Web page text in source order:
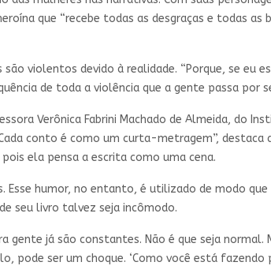
que “recebe todas as desgraças e todas as
violentos devido à realidade. “Porque, se eu
de toda a violência que a gente passa por
Verônica Fabrini Machado de Almeida, do
conto é como um curta-metragem”, destaca
ela pensa a escrita como uma cena.
Esse humor, no entanto, é utilizado de modo
seu livro talvez seja incômodo.
gente já são constantes. Não é que seja
pode ser um choque. ‘Como você está fazendo